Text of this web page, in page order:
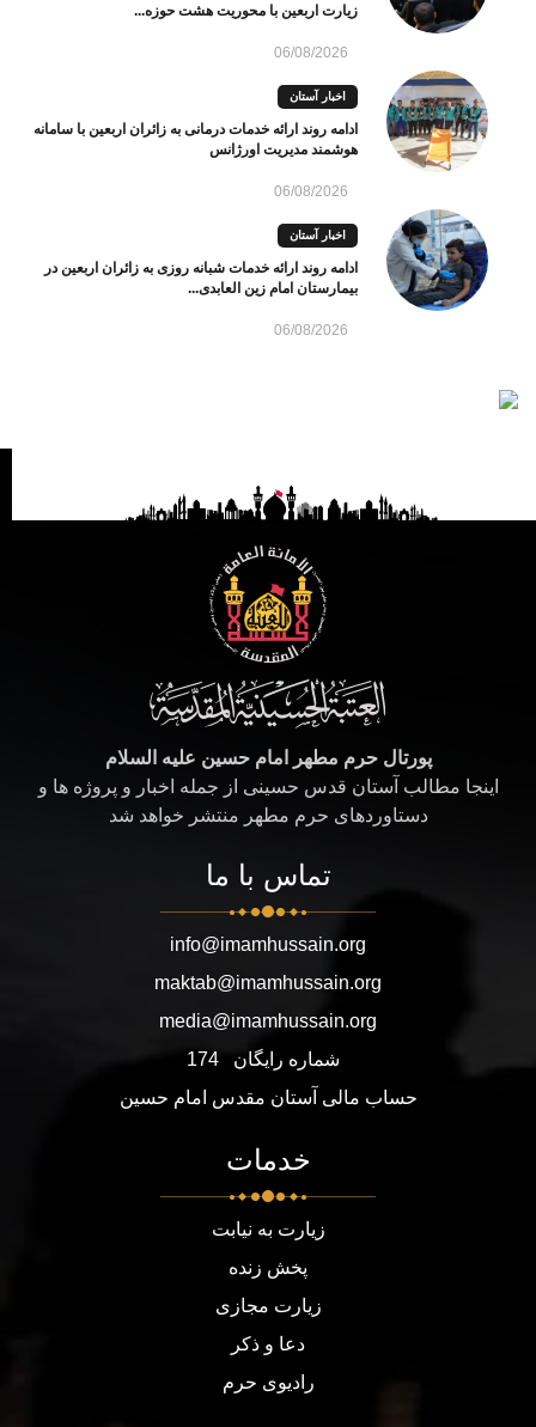
زیارت اربعین با محوریت هشت حوزه...
06/08/2026
اخبار آستان
ادامه روند ارائه خدمات درمانی به زائران اربعین با سامانه
هوشمند مدیریت اورژانس
06/08/2026
اخبار آستان
ادامه روند ارائه خدمات شبانه روزی به زائران اربعین در
بیمارستان امام زین العابدی...
06/08/2026
پورتال حرم مطهر امام حسین علیه السلام
اینجا مطالب آستان قدس حسینی از جمله اخبار و پروژه ها و
دستاوردهای حرم مطهر منتشر خواهد شد
تماس با ما
info@imamhussain.org
maktab@imamhussain.org
media@imamhussain.org
شماره رایگان
174
حساب مالی آستان مقدس امام حسین
خدمات
زیارت به نیابت
پخش زنده
زیارت مجازی
دعا و ذکر
رادیوی حرم